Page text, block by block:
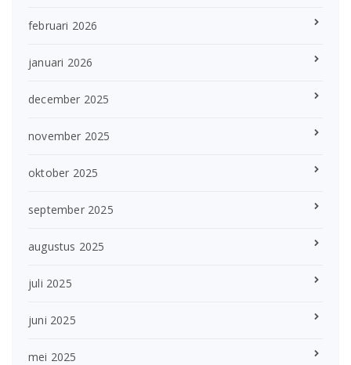
februari 2026
januari 2026
december 2025
november 2025
oktober 2025
september 2025
augustus 2025
juli 2025
juni 2025
mei 2025